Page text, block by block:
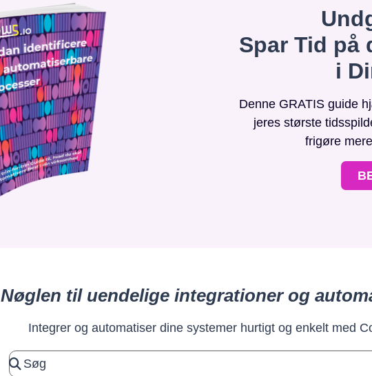
Spar Tid på
i
Denne GRATIS guide
jeres største
frigøre
Nøglen til uendelige integrationer og
Integrer og automatiser dine systemer hurtigt og enkelt med